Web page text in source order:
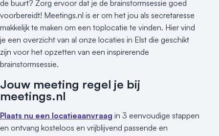
de buurt? Zorg ervoor dat je de brainstormsessie goed
voorbereidt! Meetings.nl is er om het jou als secretaresse
makkelijk te maken om een toplocatie te vinden. Hier vind
je een overzicht van al onze locaties in Elst die geschikt
zijn voor het opzetten van een inspirerende
brainstormsessie.
Jouw meeting regel je bij
meetings.nl
Plaats nu een locatieaanvraag in 3 eenvoudige stappen
en ontvang kosteloos en vrijblijvend passende en